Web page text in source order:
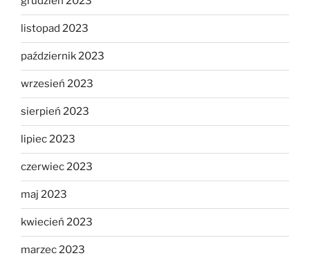
listopad 2023
październik 2023
wrzesień 2023
sierpień 2023
lipiec 2023
czerwiec 2023
maj 2023
kwiecień 2023
marzec 2023